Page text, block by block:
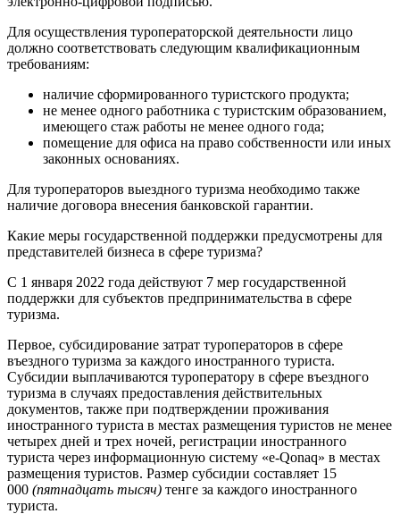
Для осуществления туроператорской деятельности лицо
должно соответствовать следующим квалификационным
требованиям:
наличие сформированного туристского продукта;
не менее одного работника с туристским образованием,
имеющего стаж работы не менее одного года;
помещение для офиса на право собственности или иных
законных основаниях.
Для туроператоров выездного туризма необходимо также
наличие договора внесения банковской гарантии.
Какие меры государственной поддержки предусмотрены для
представителей бизнеса в сфере туризма?
С 1 января 2022 года действуют 7 мер государственной
поддержки для субъектов предпринимательства в сфере
туризма.
Первое, субсидирование затрат туроператоров в сфере
въездного туризма за каждого иностранного туриста.
Субсидии выплачиваются туроператору в сфере въездного
туризма в случаях предоставления действительных
документов, также при подтверждении проживания
иностранного туриста в местах размещения туристов не менее
четырех дней и трех ночей, регистрации иностранного
туриста через информационную систему «е-Qonaq» в местах
размещения туристов. Размер субсидии составляет 15
000 (пятнадцать тысяч) тенге за каждого иностранного
туриста.